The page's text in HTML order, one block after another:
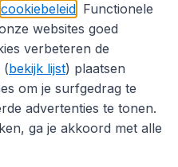
cookiebeleid . Functionele
websites goed
verbeteren de
(bekijk lijst) plaatsen
om je surfgedrag te
advertenties te tonen.
ga je akkoord met alle